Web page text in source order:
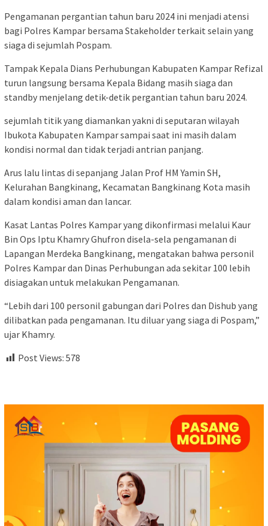
Pengamanan pergantian tahun baru 2024 ini menjadi atensi
bagi Polres Kampar bersama Stakeholder terkait selain yang
siaga di sejumlah Pospam.
Tampak Kepala Dians Perhubungan Kabupaten Kampar Refizal
turun langsung bersama Kepala Bidang masih siaga dan
standby menjelang detik-detik pergantian tahun baru 2024.
sejumlah titik yang diamankan yakni di seputaran wilayah
Ibukota Kabupaten Kampar sampai saat ini masih dalam
kondisi normal dan tidak terjadi antrian panjang.
Arus lalu lintas di sepanjang Jalan Prof HM Yamin SH,
Kelurahan Bangkinang, Kecamatan Bangkinang Kota masih
dalam kondisi aman dan lancar.
Kasat Lantas Polres Kampar yang dikonfirmasi melalui Kaur
Bin Ops Iptu Khamry Ghufron disela-sela pengamanan di
Lapangan Merdeka Bangkinang, mengatakan bahwa personil
Polres Kampar dan Dinas Perhubungan ada sekitar 100 lebih
disiagakan untuk melakukan Pengamanan.
“Lebih dari 100 personil gabungan dari Polres dan Dishub yang
dilibatkan pada pengamanan. Itu diluar yang siaga di Pospam,”
ujar Khamry.
Post Views: 578